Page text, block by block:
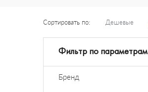
Сортировать по: Дешевые
Фильтр по параметрам
Бренд